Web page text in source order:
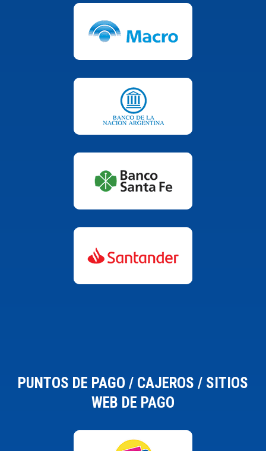
PUNTOS DE PAGO / CAJEROS / SITIOS
WEB DE PAGO